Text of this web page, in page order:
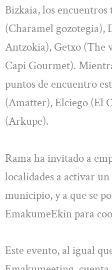
Bizkaia, los
(Charamel gozotegia),
Antzokia), Getxo (The
Capi Gourmet).
puntos de encuentro
(Amatter), Elciego (El
(Arkupe).
Rama ha invitado a
localidades a activar
municipio, y a que se
EmakumeEkin para
Este evento, al igual